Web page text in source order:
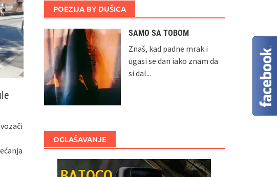
POEZIJA BY DUŠICA
SAMO SA TOBOM
Znaš, kad padne mrak i
ugasi se dan iako znam da
si dal...
OGLAŠAVANJE